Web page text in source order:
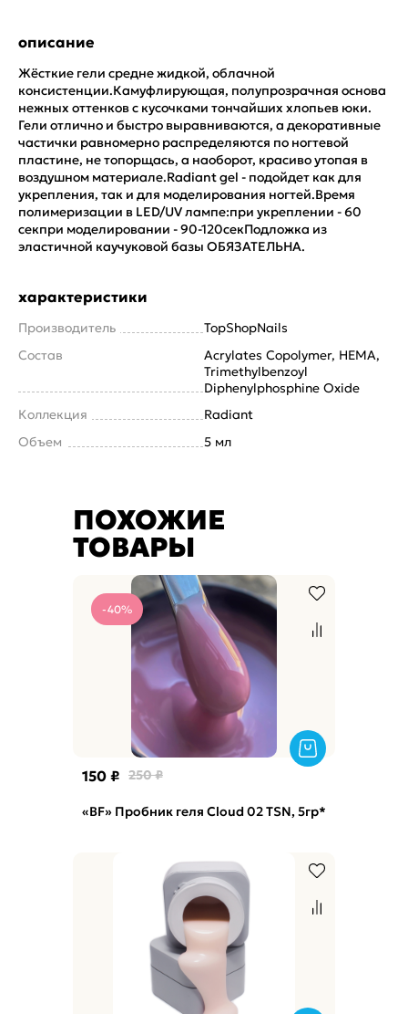
описание
Жёсткие гели средне жидкой, облачной
консистенции.Камуфлирующая, полупрозрачная основа
нежных оттенков с кусочками тончайших хлопьев юки.
Гели отлично и быстро выравниваются, а декоративные
частички равномерно распределяются по ногтевой
пластине, не топорщась, а наоборот, красиво утопая в
воздушном материале.Radiant gel - подойдет как для
укрепления, так и для моделирования ногтей.Время
полимеризации в LED/UV лампе:при укреплении - 60
секпри моделировании - 90-120секПодложка из
эластичной каучуковой базы ОБЯЗАТЕЛЬНА.
характеристики
Производитель
TopShopNails
Состав
Acrylates Copolymer, HEMA,
Trimethylbenzoyl
Diphenylphosphine Oxide
Коллекция
Radiant
Объем
5 мл
ПОХОЖИЕ
ТОВАРЫ
-40%
150 ₽ 250 ₽
«BF» Пробник геля Cloud 02 TSN, 5гр*